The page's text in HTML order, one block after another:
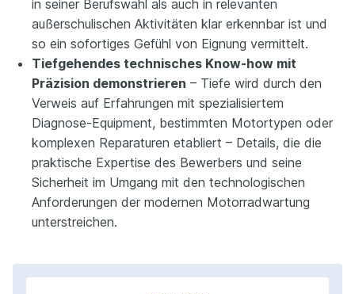
in seiner Berufswahl als auch in relevanten
außerschulischen Aktivitäten klar erkennbar ist und
so ein sofortiges Gefühl von Eignung vermittelt.
Tiefgehendes technisches Know-how mit
Präzision demonstrieren – Tiefe wird durch den
Verweis auf Erfahrungen mit spezialisiertem
Diagnose-Equipment, bestimmten Motortypen oder
komplexen Reparaturen etabliert – Details, die die
praktische Expertise des Bewerbers und seine
Sicherheit im Umgang mit den technologischen
Anforderungen der modernen Motorradwartung
unterstreichen.